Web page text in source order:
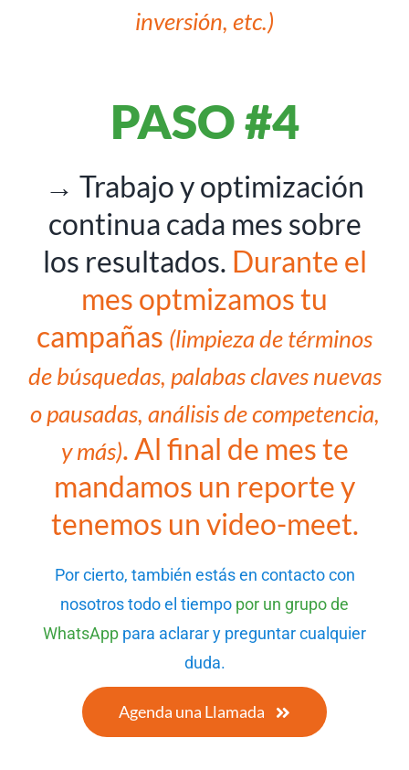
inversión, etc.)
PASO #4
→ Trabajo y optimización
continua cada mes sobre
los resultados. Durante el
mes optmizamos tu
campañas (limpieza de términos
de búsquedas, palabas claves nuevas
o pausadas, análisis de competencia,
y más). Al final de mes te
mandamos un reporte y
tenemos un video-meet.
Por cierto, también estás en contacto con
nosotros todo el tiempo por un grupo de
WhatsApp para aclarar y preguntar cualquier
duda.
Agenda una Llamada